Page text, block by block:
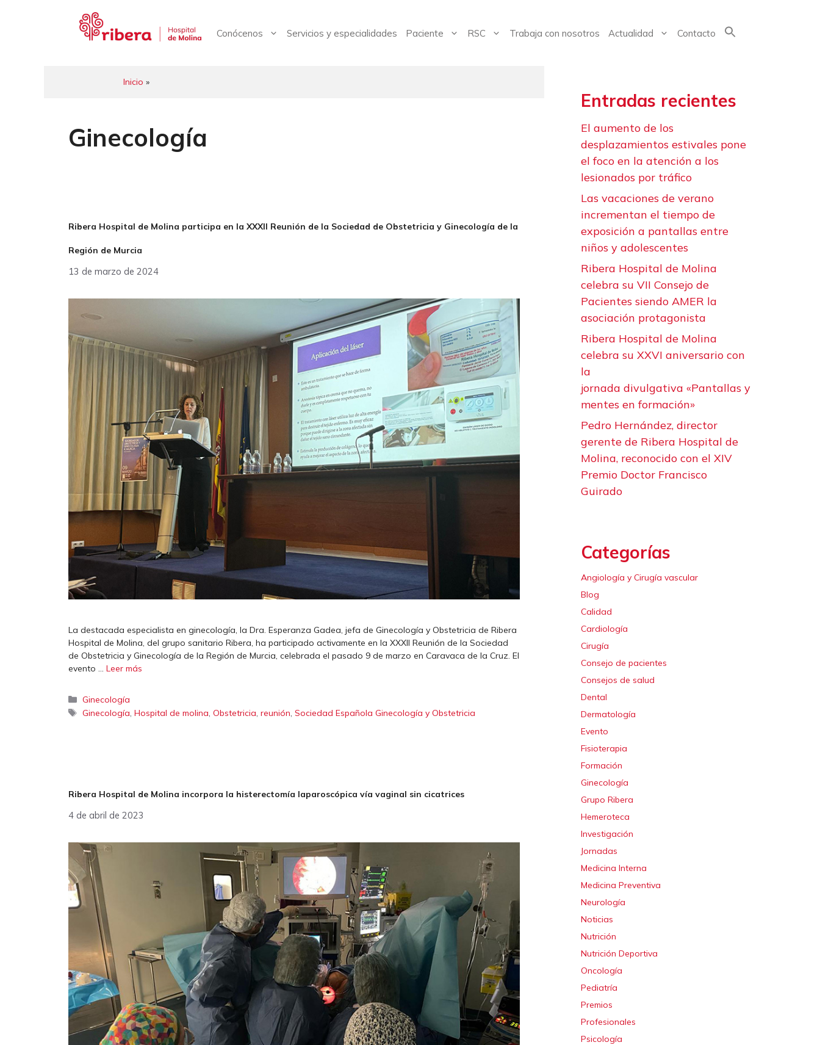
Conócenos Servicios y especialidades Paciente RSC Trabaja con nosotros Actualidad Contacto
Inicio »
Ginecología
Ribera Hospital de Molina participa en la XXXII Reunión de la Sociedad de Obstetricia y Ginecología de la
Región de Murcia
13 de marzo de 2024
La destacada especialista en ginecología, la Dra. Esperanza Gadea, jefa de Ginecología y Obstetricia de Ribera
Hospital de Molina, del grupo sanitario Ribera, ha participado activamente en la XXXII Reunión de la Sociedad
de Obstetricia y Ginecología de la Región de Murcia, celebrada el pasado 9 de marzo en Caravaca de la Cruz. El
evento … Leer más
Categorías
Ginecología
Etiquetas
Ginecología,Hospital de molina,Obstetricia,reunión,Sociedad Española Ginecología y Obstetricia
Ribera Hospital de Molina incorpora la histerectomía laparoscópica vía vaginal sin cicatrices
4 de abril de 2023
Entradas recientes
El aumento de los
desplazamientos estivales pone
el foco en la atención a los
lesionados por tráfico
Las vacaciones de verano
incrementan el tiempo de
exposición a pantallas entre
niños y adolescentes
Ribera Hospital de Molina
celebra su VII Consejo de
Pacientes siendo AMER la
asociación protagonista
Ribera Hospital de Molina
celebra su XXVI aniversario con
la
jornada divulgativa «Pantallas y
mentes en formación»
Pedro Hernández, director
gerente de Ribera Hospital de
Molina, reconocido con el XIV
Premio Doctor Francisco
Guirado
Categorías
Angiología y Cirugía vascular
Blog
Calidad
Cardiología
Cirugía
Consejo de pacientes
Consejos de salud
Dental
Dermatología
Evento
Fisioterapia
Formación
Ginecología
Grupo Ribera
Hemeroteca
Investigación
Jornadas
Medicina Interna
Medicina Preventiva
Neurología
Noticias
Nutrición
Nutrición Deportiva
Oncología
Pediatría
Premios
Profesionales
Psicología